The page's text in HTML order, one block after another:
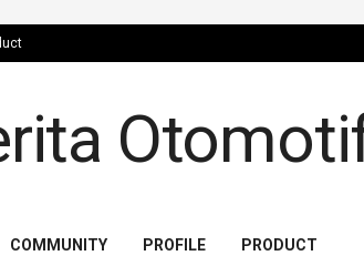
COMMUNITY PROFILE PRODUCT